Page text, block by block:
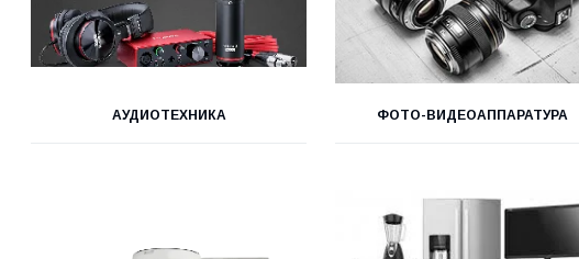
АУДИОТЕХНИКА ФОТО-ВИДЕОАППАРАТУРА